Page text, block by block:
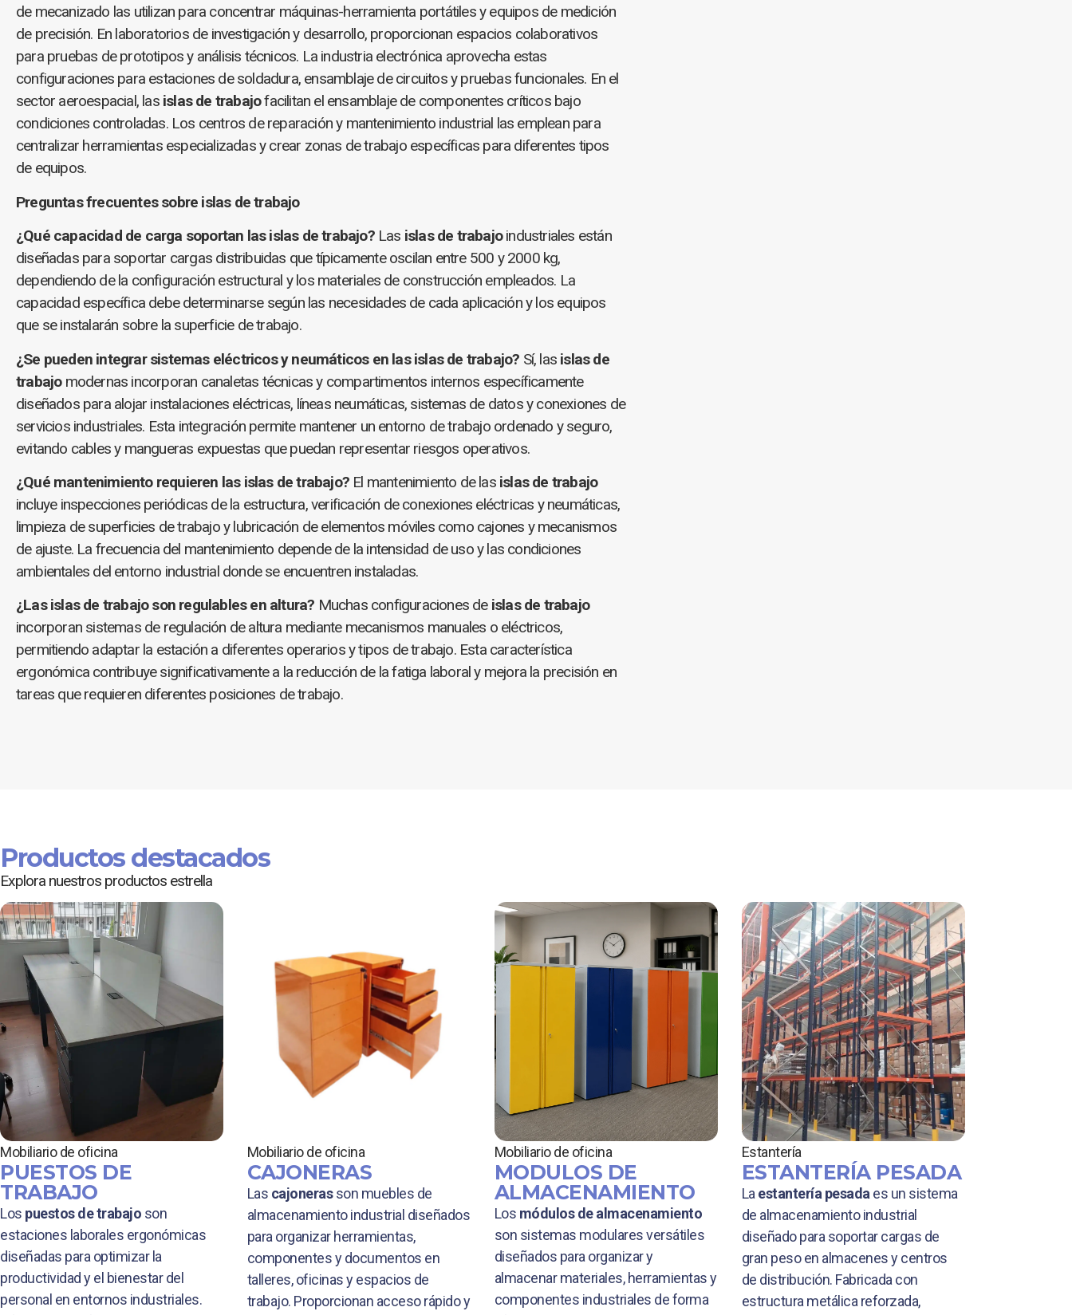
de mecanizado las utilizan para concentrar máquinas-herramienta portátiles y equipos de medición
de precisión. En laboratorios de investigación y desarrollo, proporcionan espacios colaborativos
para pruebas de prototipos y análisis técnicos. La industria electrónica aprovecha estas
configuraciones para estaciones de soldadura, ensamblaje de circuitos y pruebas funcionales. En el
sector aeroespacial, las islas de trabajofacilitan el ensamblaje de componentes críticos bajo
condiciones controladas. Los centros de reparación y mantenimiento industrial las emplean para
centralizar herramientas especializadas y crear zonas de trabajo específicas para diferentes tipos
de equipos.
Preguntas frecuentes sobre islas de trabajo
¿Qué capacidad de carga soportan las islas de trabajo?Las islas de trabajoindustriales están
diseñadas para soportar cargas distribuidas que típicamente oscilan entre 500 y 2000 kg,
dependiendo de la configuración estructural y los materiales de construcción empleados. La
capacidad específica debe determinarse según las necesidades de cada aplicación y los equipos
que se instalarán sobre la superficie de trabajo.
¿Se pueden integrar sistemas eléctricos y neumáticos en las islas de trabajo? Sí, las islas de
trabajomodernas incorporan canaletas técnicas y compartimentos internos específicamente
diseñados para alojar instalaciones eléctricas, líneas neumáticas, sistemas de datos y conexiones de
servicios industriales. Esta integración permite mantener un entorno de trabajo ordenado y seguro,
evitando cables y mangueras expuestas que puedan representar riesgos operativos.
¿Qué mantenimiento requieren las islas de trabajo? El mantenimiento de las islas de trabajo
incluye inspecciones periódicas de la estructura, verificación de conexiones eléctricas y neumáticas,
limpieza de superficies de trabajo y lubricación de elementos móviles como cajones y mecanismos
de ajuste. La frecuencia del mantenimiento depende de la intensidad de uso y las condiciones
ambientales del entorno industrial donde se encuentren instaladas.
¿Las islas de trabajo son regulables en altura? Muchas configuraciones de islas de trabajo
incorporan sistemas de regulación de altura mediante mecanismos manuales o eléctricos,
permitiendo adaptar la estación a diferentes operarios y tipos de trabajo. Esta característica
ergonómica contribuye significativamente a la reducción de la fatiga laboral y mejora la precisión en
tareas que requieren diferentes posiciones de trabajo.
Productos destacados
Explora nuestros productos estrella
Mobiliario de oficina
PUESTOS DE
TRABAJO
Los puestos de trabajo son
estaciones laborales ergonómicas
diseñadas para optimizar la
productividad y el bienestar del
personal en entornos industriales.
Mobiliario de oficina
CAJONERAS
Las cajonerasson muebles de
almacenamiento industrial diseñados
para organizar herramientas,
componentes y documentos en
talleres, oficinas y espacios de
trabajo. Proporcionan acceso rápido y
Mobiliario de oficina
MODULOS DE
ALMACENAMIENTO
Los módulos de almacenamiento
son sistemas modulares versátiles
diseñados para organizar y
almacenar materiales, herramientas y
componentes industriales de forma
Estantería
ESTANTERÍA PESADA
La estantería pesada es un sistema
de almacenamiento industrial
diseñado para soportar cargas de
gran peso en almacenes y centros
de distribución. Fabricada con
estructura metálica reforzada,